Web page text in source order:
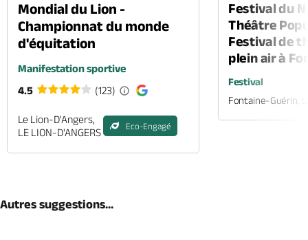
Mondial du Lion -
Championnat du monde
d'équitation
Manifestation sportive
4.5
(123)
Le Lion-D'Angers,
LE LION-D'ANGERS
Eco-Engagé
Festival du
Théâtre
Festival de
plein air à
Festival
Fontaine-Guérin,
Autres suggestions...